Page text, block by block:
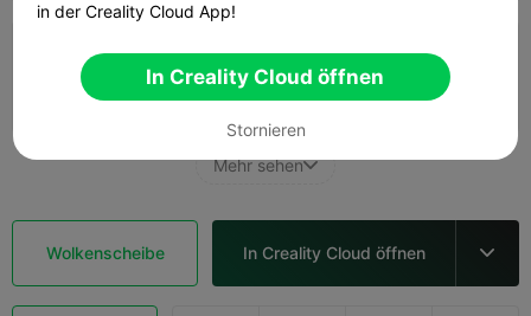
0,16 mm Schicht, 2 Wände, 15 % Füllung
14m 22s
Mehr sehen
Wolkenscheibe In Creality Cloud öffnen 
in der Creality Cloud App!
In Creality Cloud öffnen
Stornieren